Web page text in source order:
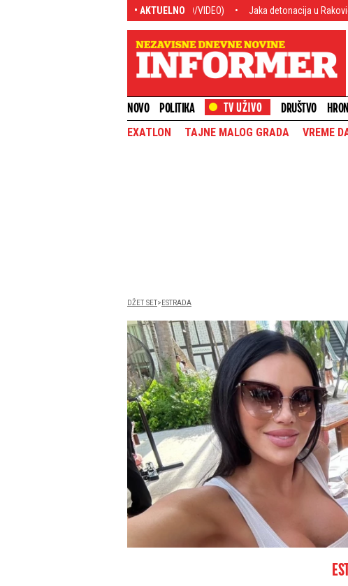
• AKTUELNO
Jaka detonacija u Rakovici: Krater usred ulice,
NOVO POLITIKA DRUŠTVO
EXATLON TAJNE MALOG GRADA VREME
DŽET SET ESTRADA